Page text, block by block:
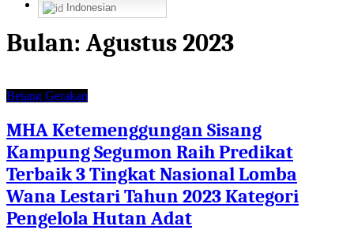
Indonesian
Bulan: Agustus 2023
Betang Gerakan
MHA Ketemenggungan Sisang
Kampung Segumon Raih Predikat
Terbaik 3 Tingkat Nasional Lomba
Wana Lestari Tahun 2023 Kategori
Pengelola Hutan Adat